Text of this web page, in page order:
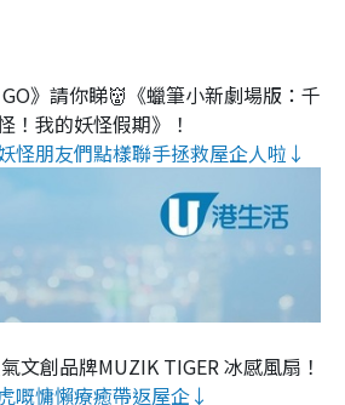
GO》請你睇👹《蠟筆小新劇場版：千
！我的妖怪假期》！
怪朋友們點樣聯手拯救屋企人啦↓
文創品牌MUZIK TIGER 冰感風扇！
嘅慵懶療癒帶返屋企↓